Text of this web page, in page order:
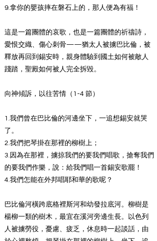
9.拿你的嬰孩摔在磐石上的，那人便為有福！
這是一篇團體的哀歌，也是一篇團體的祈禱詩，
愛恨交織、傷心刺骨——猶太人被擄巴比倫，被
釋放再回到錫安時，親身體驗到國土如何被敵人
踐踏，聖殿如何被人完全拆毀。
向神傾訴，以往苦情（1-4 節）
1.我們曾在巴比倫的河邊坐下，一追想錫安就哭
了。
2.我們把琴掛在那裡的柳樹上；
3.因為在那裡，擄掠我們的要我們唱歌，搶奪我們
的要我們作樂，說：給我們唱一首錫安歌罷！
4.我們怎能在外邦唱耶和華的歌呢？
巴比倫河橫跨底格裡斯河和幼發拉底河。柳樹是
楊柳一類的樹木，最宜在溪河旁邊生長。以色列
人被擄勞役，憂慮、疲乏，休息時一起談話，由